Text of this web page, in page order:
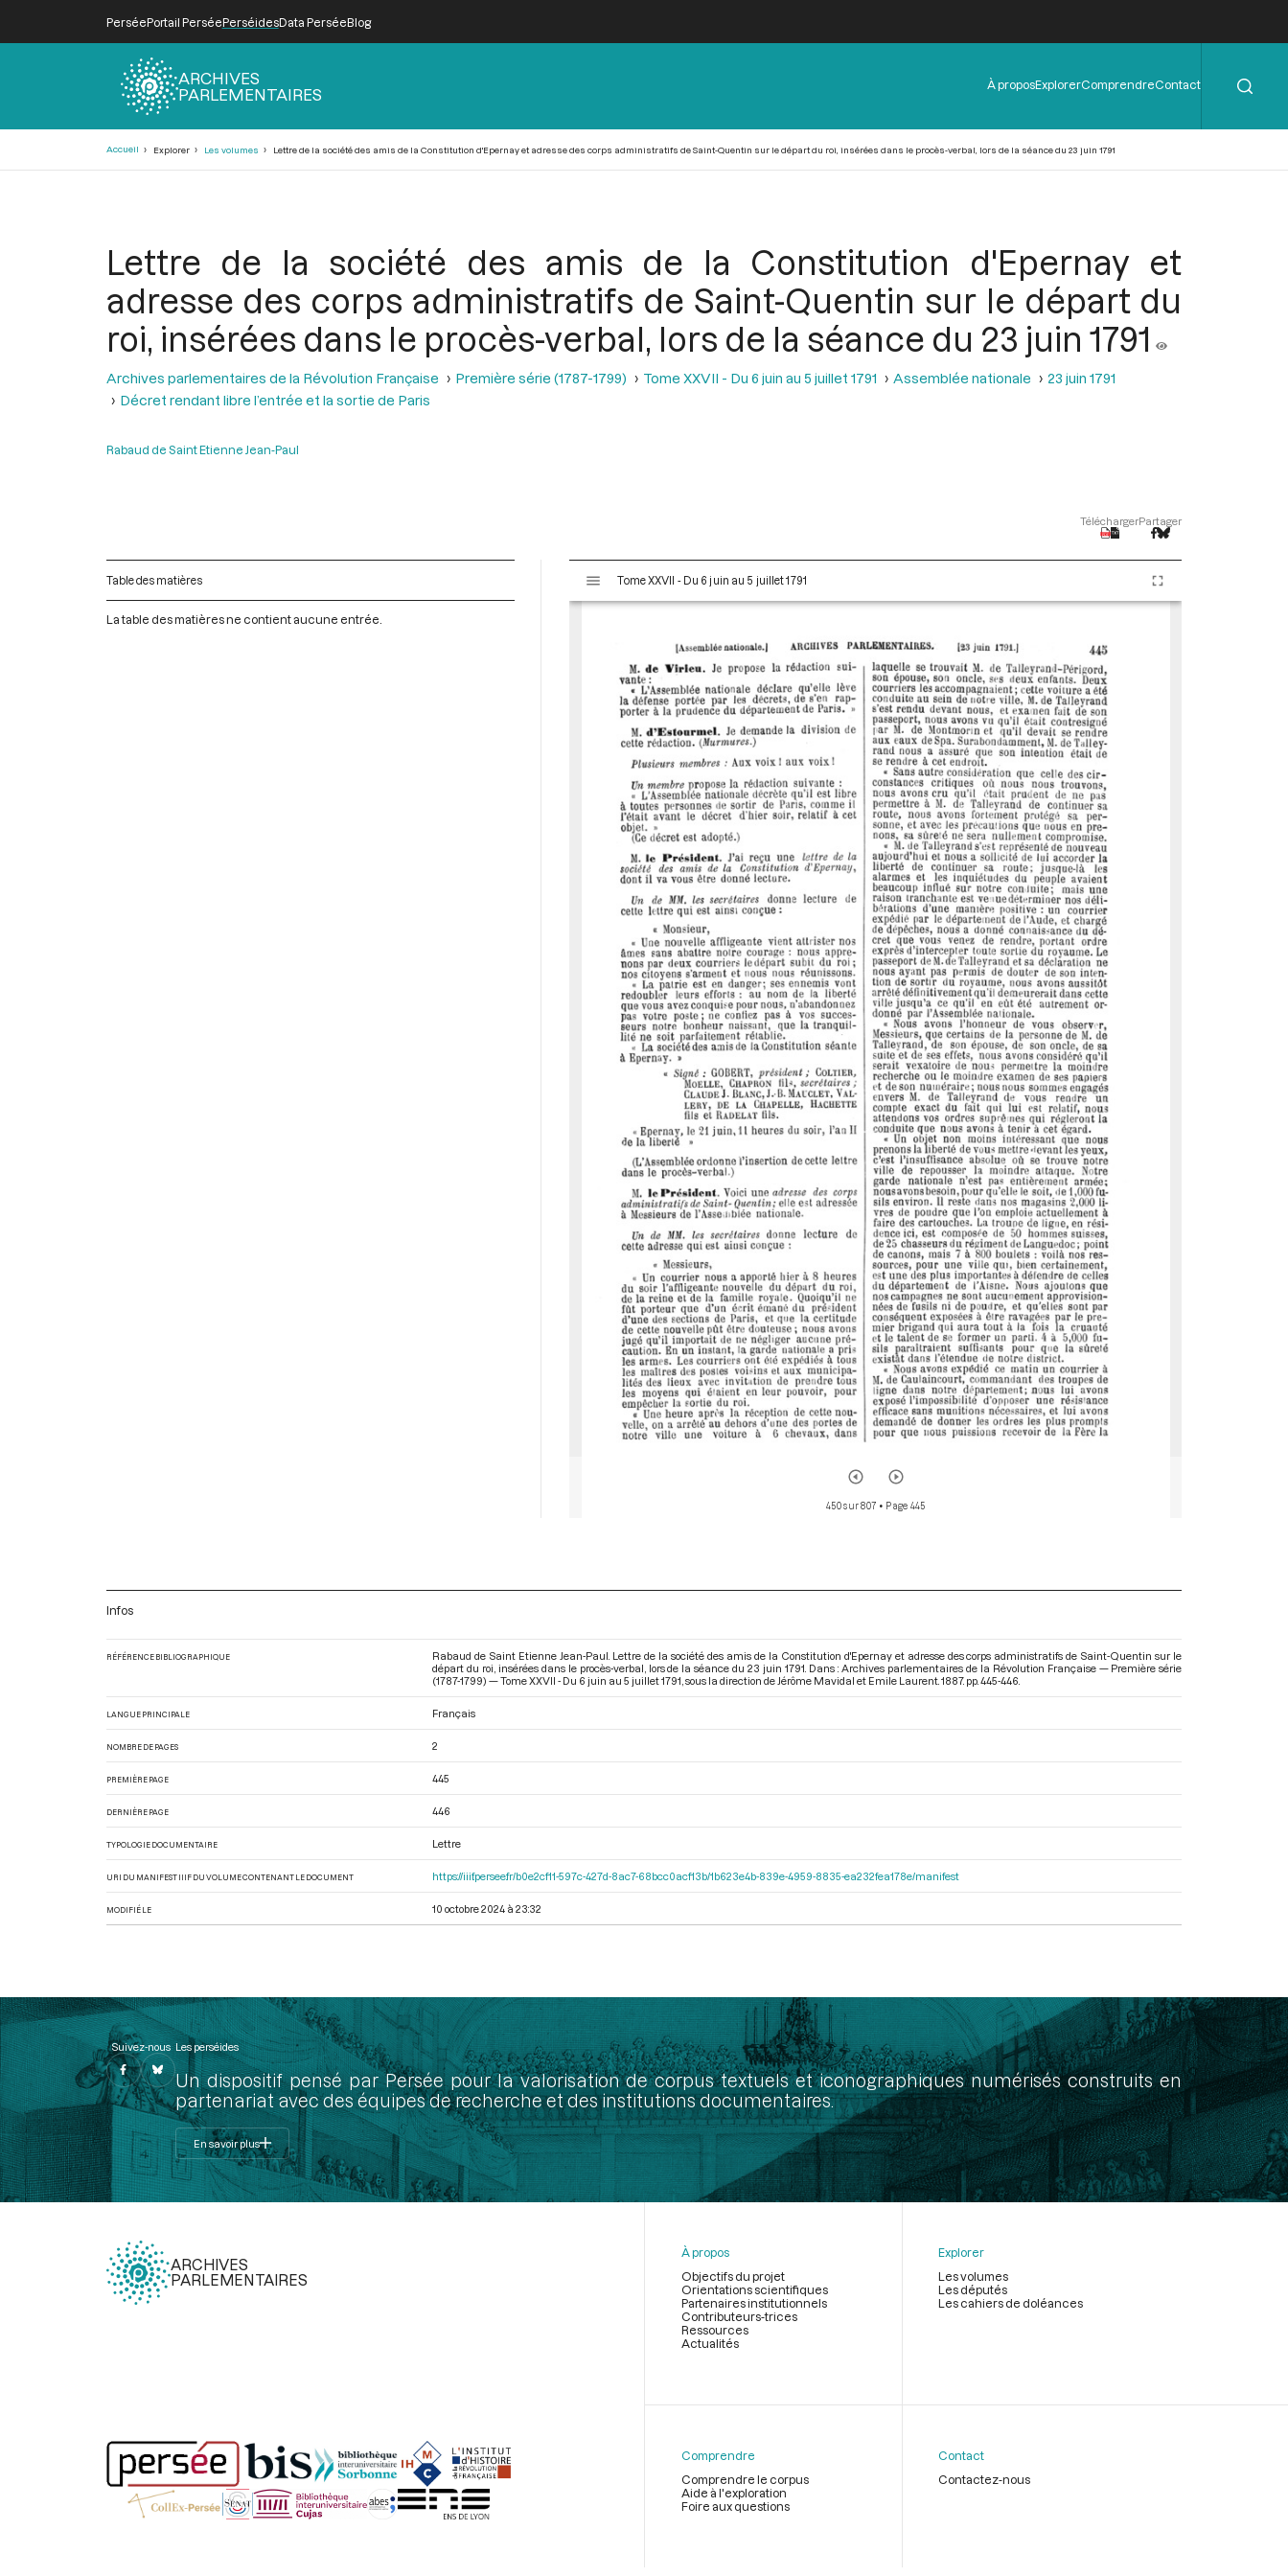
PerséePortail PerséePerséidesData PerséeBlog
ARCHIVES
PARLEMENTAIRES
Menu
de
À proposExplorerComprendreContact
Accueil Explorer Les volumes Lettre de la société des amis de la Constitution d'Epernay et adresse des corps administratifs de Saint-Quentin sur le départ du roi, insérées dans le procès-verbal, lors de la séance du 23 juin 1791
Lettre de la société des amis de la Constitution d'Epernay et
adresse des corps administratifs de Saint-Quentin sur le départ du
roi, insérées dans le procès-verbal, lors de la séance du 23 juin 1791
Archives parlementaires de la Révolution Française Première série (1787-1799) Tome XXVII - Du 6 juin au 5 juillet 1791 Assemblée nationale
23 juin 1791
Décret rendant libre l’entrée et la sortie de Paris
Rabaud de Saint Etienne Jean-Paul
TéléchargerPartager
Table des matières
La table des matières ne contient aucune entrée.
s
Tome XXVII - Du 6 juin au 5 juillet 1791
450 sur 807 • Page 445
Infos
RÉFÉRENCE BIBLIOGRAPHIQUE
Rabaud de Saint Etienne Jean-Paul. Lettre de la société des amis de la Constitution d'Epernay et adresse des corps administratifs de Saint-Quentin sur le
départ du roi, insérées dans le procès-verbal, lors de la séance du 23 juin 1791. Dans : Archives parlementaires de la Révolution Française — Première série
(1787-1799) — Tome XXVII - Du 6 juin au 5 juillet 1791 , sous la direction de Jérôme Mavidal et Emile Laurent. 1887. pp. 445-446.
LANGUE PRINCIPALE Français
NOMBRE DE PAGES 2
PREMIÈRE PAGE 445
DERNIÈRE PAGE 446
TYPOLOGIE DOCUMENTAIRE Lettre
URI DU MANIFEST IIIF DU VOLUME CONTENANT LE DOCUMENT https://iiif.persee.fr/b0e2cf11-597c-427d-8ac7-68bcc0acf13b/1b623e4b-839e-4959-8835-ea232fea178e/manifest
MODIFIÉ LE 10 octobre 2024 à 23:32
Suivez-nous Les perséides
Un dispositif pensé par Persée pour la valorisation de corpus textuels et iconographiques numérisés construits en
partenariat avec des équipes de recherche et des institutions documentaires.
En savoir plus
ARCHIVES
PARLEMENTAIRES
page
À propos
Objectifs du projet
Orientations scientifiques
Partenaires institutionnels
Contributeurs-trices
Ressources
Actualités
Explorer
Les volumes
Les députés
Les cahiers de doléances
Comprendre
Comprendre le corpus
Aide à l'exploration
Foire aux questions
Contact
Contactez-nous